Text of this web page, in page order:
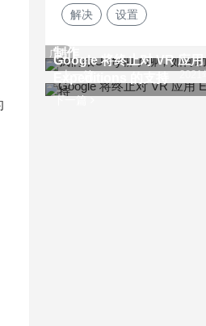
解决 设置
广告
上一篇
制作
2021
下一篇
Google 将终止对 VR 应用